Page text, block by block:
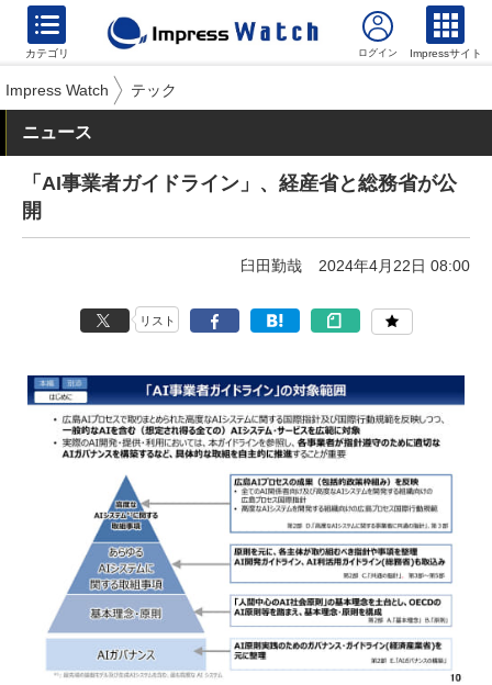
カテゴリ Impressサイト
Impress Watch テック
ニュース
「AI事業者ガイドライン」、経産省と総務省が公
開
臼田勤哉 2024年4月22日 08:00
リスト